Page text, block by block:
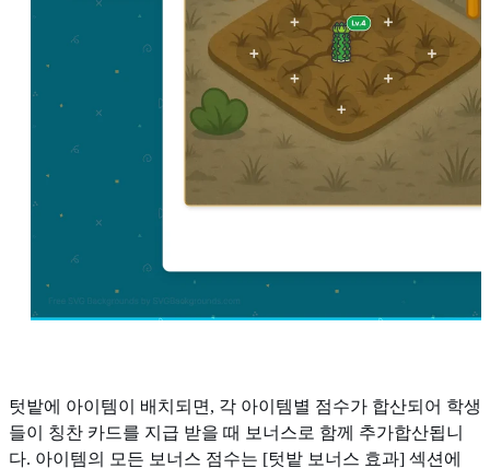
텃밭에 아이템이 배치되면, 각 아이템별 점수가 합산되어 학생
들이 칭찬 카드를 지급 받을 때 보너스로 함께 추가합산됩니
다. 아이템의 모든 보너스 점수는 [텃밭 보너스 효과] 섹션에